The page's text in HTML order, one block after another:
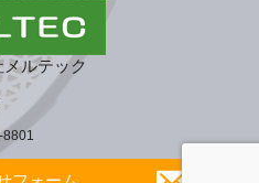
ルテック
8801